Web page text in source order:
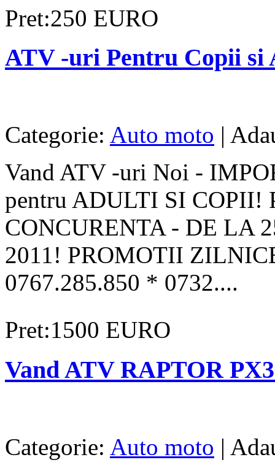
Pret:250 EURO
ATV -uri Pentru Copii si
Categorie: Auto moto |
Vand ATV -uri Noi -
pentru ADULTI SI COPII!
CONCURENTA - DE LA
2011! PROMOTII
0767.285.850 * 0732....
Pret:1500 EURO
Vand ATV RAPTOR
Categorie: Auto moto |